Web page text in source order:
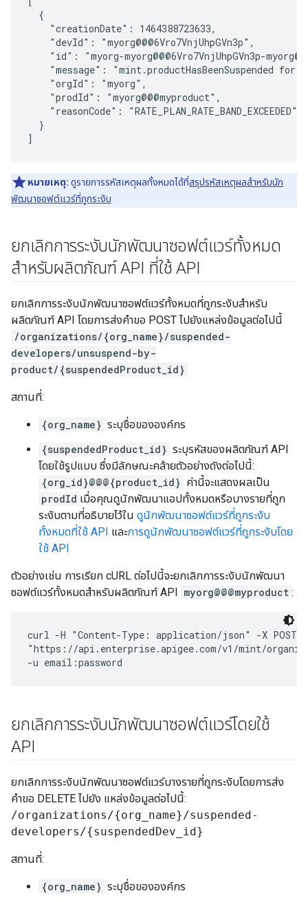
  {
    "creationDate": 1464388723633,
    "devId": "myorg@@@6Vro7VnjUhpGVn3p",
"id": "myorg-myorg@@@6Vro7VnjUhpGVn3p-
"message": "mint.productHasBeenSuspended for
    "orgId": "myorg",
    "prodId": "myorg@@@myproduct",
    "reasonCode": "RATE_PLAN_RATE_BAND_EXCEEDED"
  }
หมายเหตุ: ดูรายการรหัสเหตุผลทั้งหมดได้ที่สรุปรหัสเหตุผลสำหรับนัก
พัฒนาซอฟต์แวร์ที่ถูกระงับ
ยกเลิกการระงับนักพัฒนาซอฟต์แวร์ทั้งหมด
สำหรับผลิตภัณฑ์ API ที่ใช้ API
ยกเลิกการระงับนักพัฒนาซอฟต์แวร์ทั้งหมดที่ถูกระงับสำหรับ
ผลิตภัณฑ์ API โดยการส่งคำขอ POST ไปยังแหล่งข้อมูลต่อไปนี้
/organizations/{org_name}/suspended-
developers/unsuspend-by-
product/{suspendedProduct_id}
สถานที่:
{org_name} ระบุชื่อขององค์กร
{suspendedProduct_id} ระบุรหัสของผลิตภัณฑ์ API
โดยใช้รูปแบบ ซึ่งมีลักษณะคล้ายตัวอย่างดังต่อไปนี้:
{org_id}@@@{product_id} ค่านี้จะแสดงผลเป็น
prodId เมื่อคุณดูนักพัฒนาแอปทั้งหมดหรือบางรายที่ถูก
ระงับตามที่อธิบายไว้ใน ดูนักพัฒนาซอฟต์แวร์ที่ถูกระงับ
ทั้งหมดที่ใช้ API และการดูนักพัฒนาซอฟต์แวร์ที่ถูกระงับโดย
ใช้ API
ตัวอย่างเช่น การเรียก cURL ต่อไปนี้จะยกเลิกการระงับนักพัฒนา
ซอฟต์แวร์ทั้งหมดสำหรับผลิตภัณฑ์ API myorg@@@myproduct :
curl -H "Content-Type: application/json" -X POST \
"https://api.enterprise.apigee.com/v1/mint/
ยกเลิกการระงับนักพัฒนาซอฟต์แวร์โดยใช้
API
ยกเลิกการระงับนักพัฒนาซอฟต์แวร์บางรายที่ถูกระงับโดยการส่ง
คำขอ DELETE ไปยัง แหล่งข้อมูลต่อไปนี้:
/organizations/{org_name}/suspended-
developers/{suspendedDev_id}
สถานที่:
{org_name} ระบุชื่อขององค์กร